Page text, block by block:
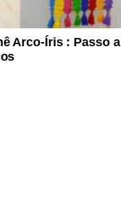
Arco-Íris : Passo a